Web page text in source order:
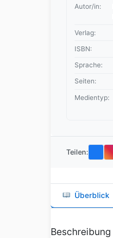
Autor/in:
Verlag:
ISBN:
Sprache:
Seiten:
Medientyp:
Teilen:
Überblick
Beschreibung